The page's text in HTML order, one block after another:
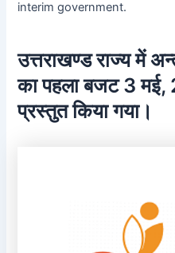
interim government.
उत्तराखण्ड राज्य में
का पहला बजट 3 मई,
प्रस्तुत किया गया।